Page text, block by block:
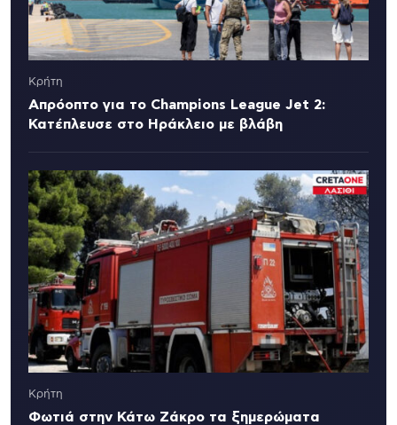
Κρήτη
Απρόοπτο για το Champions League Jet 2:
Κατέπλευσε στο Ηράκλειο με βλάβη
Κρήτη
Φωτιά στην Κάτω Ζάκρο τα ξημερώματα